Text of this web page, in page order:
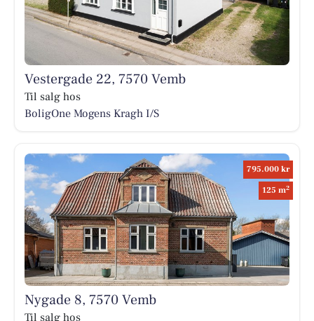
Vestergade 22, 7570 Vemb
Til salg hos
BoligOne Mogens Kragh I/S
795.000 kr
125 m2
Nygade 8, 7570 Vemb
Til salg hos